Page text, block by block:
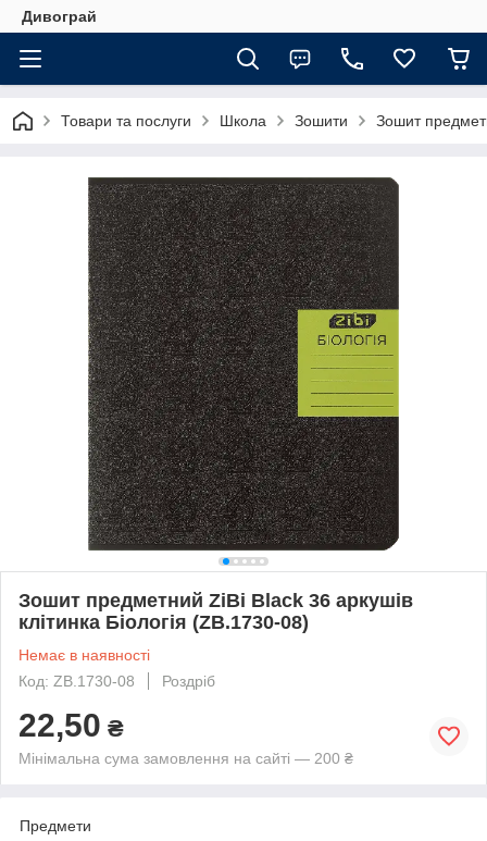
Дивограй
Товари та послуги Школа Зошити Зошит
Зошит предметний ZiBi Black 36 аркушів
клітинка Біологія (ZB.1730-08)
Немає в наявності
Код: ZB.1730-08
Роздріб
22,50 ₴
Мінімальна сума замовлення на сайті — 200 ₴
Предмети